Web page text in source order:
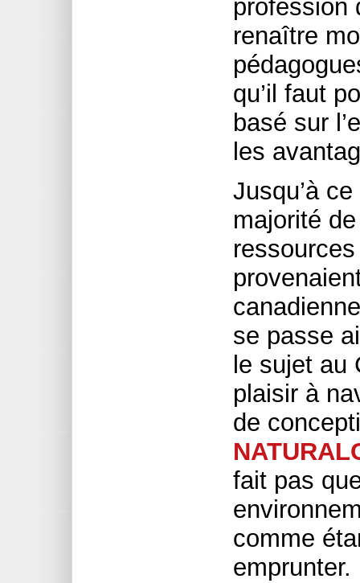
profession
renaître
qu’il faut
basé sur
les
Jusqu’à
majorité
se passe
le sujet au
plaisir à
de
fait pas
comme
emprunter.